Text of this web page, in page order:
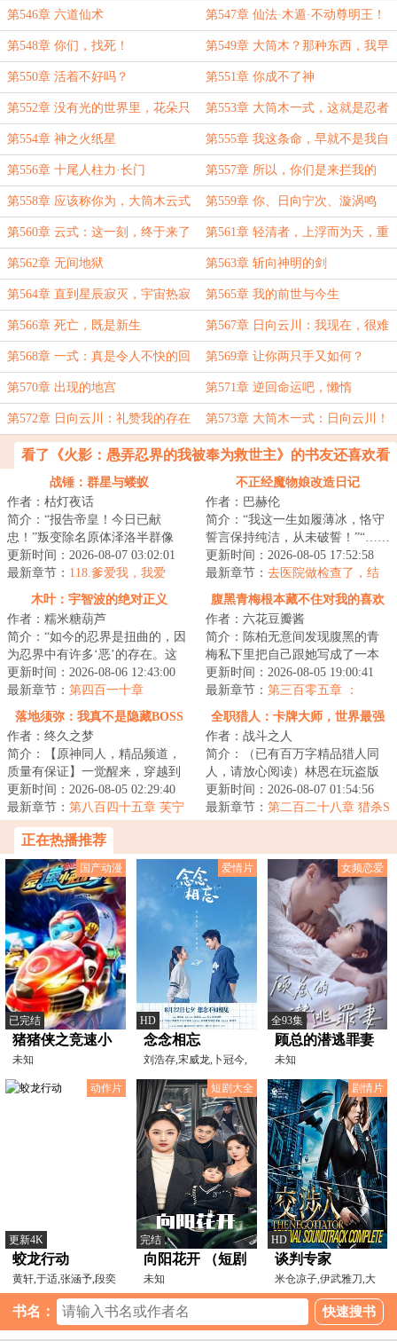
的家伙！
第546章 六道仙术 第547章 仙法·木遁·不动尊明王！
第548章 你们，找死！ 第549章 大筒木？那种东西，我早
就不在乎了
第550章 活着不好吗？ 第551章 你成不了神
第552章 没有光的世界里，花朵只
会枯萎
第553章 大筒木一式，这就是忍者
啊！
第554章 神之火纸星 第555章 我这条命，早就不是我自
己的了
第556章 十尾人柱力·长门 第557章 所以，你们是来拦我的
吗？
第558章 应该称你为，大筒木云式 第559章 你、日向宁次、漩涡鸣
人，都是我最优秀的作品
第560章 云式：这一刻，终于来了 第561章 轻清者，上浮而为天，重
浊者，下沉而为地
第562章 无间地狱 第563章 斩向神明的剑
第564章 直到星辰寂灭，宇宙热寂 第565章 我的前世与今生
第566章 死亡，既是新生 第567章 日向云川：我现在，很难
过
第568章 一式：真是令人不快的回
忆！
第569章 让你两只手又如何？
第570章 出现的地宫 第571章 逆回命运吧，懒惰
第572章 日向云川：礼赞我的存在
吧，傲慢
第573章 大筒木一式：日向云川！
你怎么敢？！！
看了《火影：愚弄忍界的我被奉为救世主》的书友还喜欢看
战锤：群星与蝼蚁
作者：枯灯夜话
简介：“报告帝皇！今日已献
忠！”叛变除名原体泽洛半群像
文，主角非穿越者，诙谐风正剧
风穿插。完结万均...
更新时间：2026-08-07 03:02:01
最新章节： 118.爹爱我，我爱
爹……
不正经魔物娘改造日记
作者：巴赫伦
简介：“我这一生如履薄冰，恪守
誓言保持纯洁，从未破誓！”“……
你问她们是怎么回事？”“嗨！”“圣
骑...
更新时间：2026-08-05 17:52:58
最新章节： 去医院做检查了，结
果不算好
木叶：宇智波的绝对正义
作者：糯米糖葫芦
简介：“如今的忍界是扭曲的，因
为忍界中有许多‘恶’的存在。这
些‘恶’造就了乱象局势，滋生了数
之不尽...
更新时间：2026-08-06 12:43:00
最新章节： 第四百一十章
腹黑青梅根本藏不住对我的喜欢
作者：六花豆瓣酱
简介：陈柏无意间发现腹黑的青
梅私下里把自己跟她写成了一本
禁忌小说中的男女主？当这个秘
密无意间被撞破...
更新时间：2026-08-05 19:00:41
最新章节： 第三百零五章 ：
知“足”常乐（4k）
落地须弥：我真不是隐藏BOSS
作者：终久之梦
简介：【原神同人，精品频道，
质量有保证】一觉醒来，穿越到
四处漏风、缝缝补补的提瓦特世
界，偏偏又是命...
更新时间：2026-08-05 02:29:40
最新章节： 第八百四十五章 芙宁
娜：你说洋葱盆里的是谁？不过
是打输了的没用的东西…
全职猎人：卡牌大师，世界最强
作者：战斗之人
简介：（已有百万字精品猎人同
人，请放心阅读）林恩在玩盗版
卡牌游戏时，穿越到全职猎人世
界。金手指与念...
更新时间：2026-08-07 01:54:56
最新章节： 第二百二十八章 猎杀S
正在热播推荐
国产动漫
已完结
猪猪侠之竞速小
英雄2
未知
爱情片
HD
念念相忘
刘浩存,宋威龙,卜冠今,
郭丞,高亚麟,倪虹洁,
女频恋爱
全93集
顾总的潜逃罪妻
未知
动作片
更新4K
蛟龙行动
黄轩,于适,张涵予,段奕
宏,王俊凯,杜江,李晨
短剧大全
完结
向阳花开 （短剧
版）
未知
剧情片
HD
谈判专家
米仓凉子,伊武雅刀,大
杉涟,高冈奏辅,城田优
书名：